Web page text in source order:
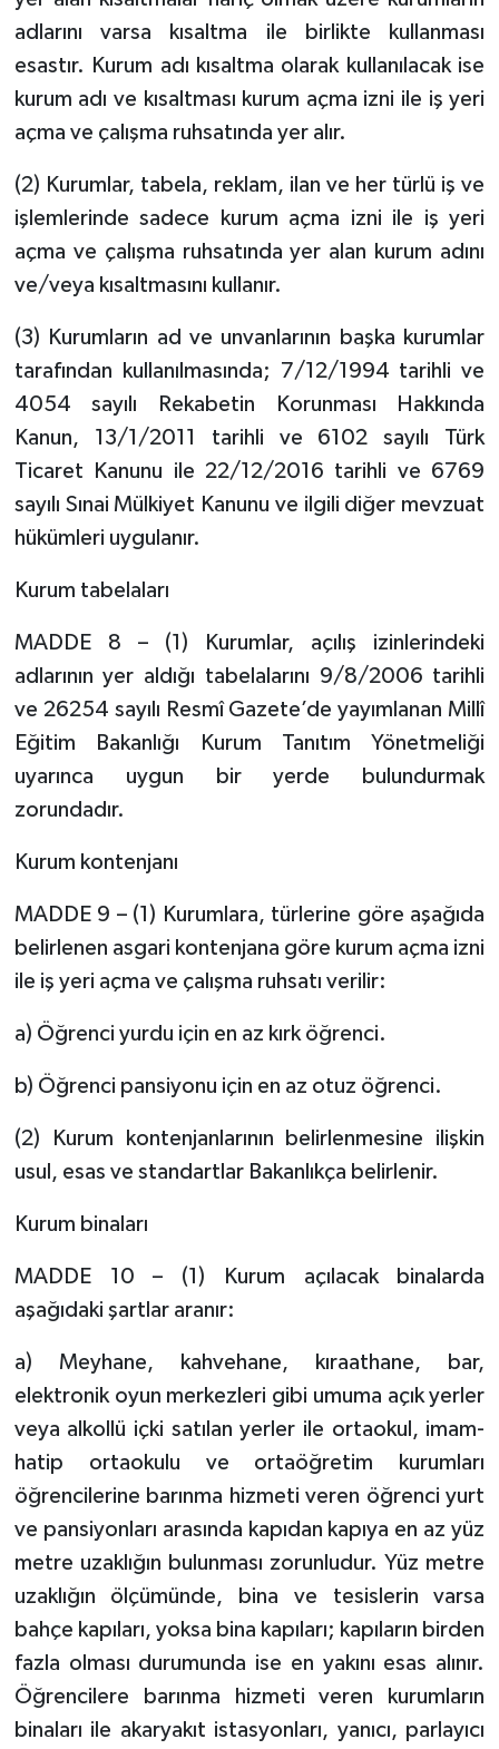
adlarını varsa kısaltma ile birlikte kullanması
esastır. Kurum adı kısaltma olarak kullanılacak ise
kurum adı ve kısaltması kurum açma izni ile iş yeri
açma ve çalışma ruhsatında yer alır.
(2) Kurumlar, tabela, reklam, ilan ve her türlü iş ve
işlemlerinde sadece kurum açma izni ile iş yeri
açma ve çalışma ruhsatında yer alan kurum adını
ve/veya kısaltmasını kullanır.
(3) Kurumların ad ve unvanlarının başka kurumlar
tarafından kullanılmasında; 7/12/1994 tarihli ve
4054 sayılı Rekabetin Korunması Hakkında
Kanun, 13/1/2011 tarihli ve 6102 sayılı Türk
Ticaret Kanunu ile 22/12/2016 tarihli ve 6769
sayılı Sınai Mülkiyet Kanunu ve ilgili diğer mevzuat
hükümleri uygulanır.
Kurum tabelaları
MADDE 8 – (1) Kurumlar, açılış izinlerindeki
adlarının yer aldığı tabelalarını 9/8/2006 tarihli
ve 26254 sayılı Resmî Gazete’de yayımlanan Millî
Eğitim Bakanlığı Kurum Tanıtım Yönetmeliği
uyarınca uygun bir yerde bulundurmak
zorundadır.
Kurum kontenjanı
MADDE 9 – (1) Kurumlara, türlerine göre aşağıda
belirlenen asgari kontenjana göre kurum açma izni
ile iş yeri açma ve çalışma ruhsatı verilir:
a) Öğrenci yurdu için en az kırk öğrenci.
b) Öğrenci pansiyonu için en az otuz öğrenci.
(2) Kurum kontenjanlarının belirlenmesine ilişkin
usul, esas ve standartlar Bakanlıkça belirlenir.
Kurum binaları
MADDE 10 – (1) Kurum açılacak binalarda
aşağıdaki şartlar aranır:
a) Meyhane, kahvehane, kıraathane, bar,
elektronik oyun merkezleri gibi umuma açık yerler
veya alkollü içki satılan yerler ile ortaokul, imam-
hatip ortaokulu ve ortaöğretim kurumları
öğrencilerine barınma hizmeti veren öğrenci yurt
ve pansiyonları arasında kapıdan kapıya en az yüz
metre uzaklığın bulunması zorunludur. Yüz metre
uzaklığın ölçümünde, bina ve tesislerin varsa
bahçe kapıları, yoksa bina kapıları; kapıların birden
fazla olması durumunda ise en yakını esas alınır.
Öğrencilere barınma hizmeti veren kurumların
binaları ile akaryakıt istasyonları, yanıcı, parlayıcı